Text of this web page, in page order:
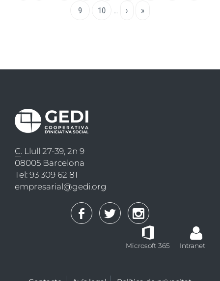
Page
9 Page
10 …
Pàgina
›
Última
»
C. Llull 27-39, 2n 9
08005 Barcelona
Tel: 93 309 62 81
empresarial@gedi.org
Microsoft 365 Intranet